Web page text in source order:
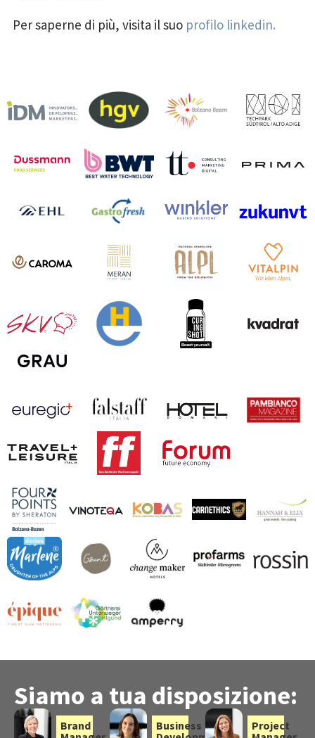
Per saperne di più, visita il suo profilo linkedin.
Siamo a tua disposizione:
Brand
Business
Project